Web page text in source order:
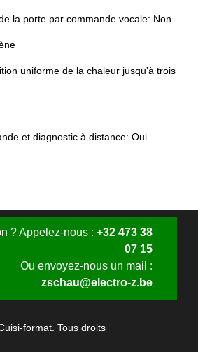
la porte par commande vocale: Non
uniforme de la chaleur jusqu'à trois
et diagnostic à distance: Oui
? Appelez-nous : +32 473 38
07 15
Ou envoyez-nous un mail :
zschau@electro-z.be
format. Tous droits